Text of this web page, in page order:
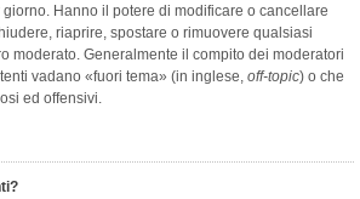
Hanno il potere di modificare o cancellare
riaprire, spostare o rimuovere qualsiasi
moderato. Generalmente il compito dei moderatori
vadano «fuori tema» (in inglese, off-topic) o che
ed offensivi.